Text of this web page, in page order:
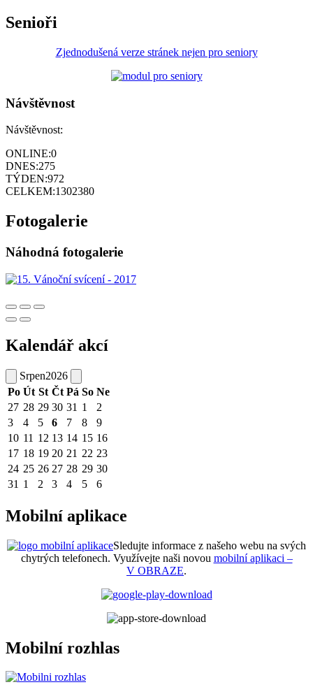
Senioři
Zjednodušená verze stránek nejen pro seniory
Návštěvnost
Návštěvnost:
ONLINE:0
DNES:275
TÝDEN:972
CELKEM:1302380
Fotogalerie
Náhodná fotogalerie
Kalendář akcí
Srpen2026
Po Út St Čt Pá So Ne
27 28 29 30 31 1
2
3
4 5 6 7 8
9
10 11 12 13 14 15 16
17 18 19 20 21 22 23
24 25 26 27 28 29 30
31 1 2 3 4 5 6
Mobilní aplikace
Sledujte informace z našeho webu na svých
chytrých telefonech. Využívejte naši novou mobilní aplikaci –
V OBRAZE.
Mobilní rozhlas